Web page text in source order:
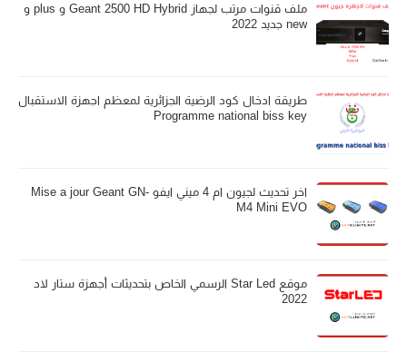
ملف قنوات مرتب لجهاز Geant 2500 HD Hybrid و plus و
new جديد 2022
طريقة ادخال كود الرضية الجزائرية لمعظم اجهزة الاستقبال
Programme national biss key
اخر تحديث لجيون ام 4 ميني ايفو Mise a jour Geant GN-
M4 Mini EVO
موقع Star Led الرسمي الخاص بتحديثات أجهزة ستار لاد
2022